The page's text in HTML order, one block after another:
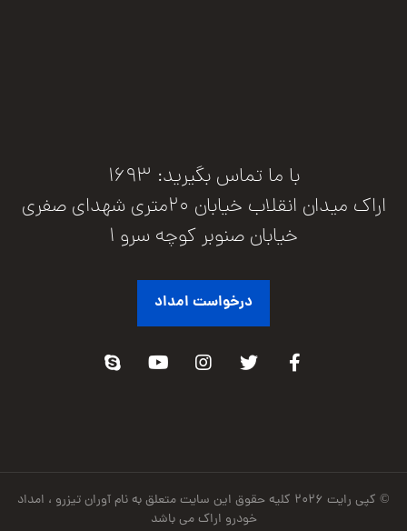
با ما تماس بگیرید: 1693
اراک میدان انقلاب خیابان 20متری شهدای صفری
خیابان صنوبر کوچه سرو 1
درخواست امداد
© کپی رایت ۲۰۲۶ کلیه حقوق این سایت متعلق به نام آوران تیزرو ، امداد
خودرو اراک می باشد